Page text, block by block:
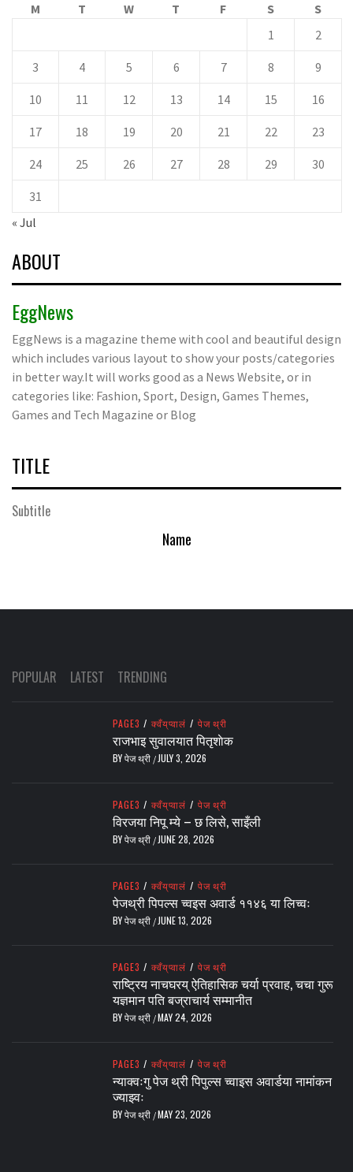
M
T W T F S
S
1
2
3 4 5 6 7 8 9
10 11 12 13 14 15 16
17 18 19 20 21 22 23
24 25 26 27 28 29 30
31
« Jul
ABOUT
EggNews
EggNews is a magazine theme with cool and beautiful design
which includes various layout to show your posts/categories
in better way.It will works good as a News Website, or in
categories like: Fashion, Sport, Design, Games Themes,
Games and Tech Magazine or Blog
TITLE
Subtitle
Name
POPULAR LATEST TRENDING
PAGE3 / क्वँय्‌प्वालं / पेज थ्री
राजभाइ सुवालयात पितृशाेक
BYपेज थ्री / JULY 3, 2026
PAGE3 / क्वँय्‌प्वालं / पेज थ्री
विरजया निपू म्ये – छ लिसे, साइँली
BYपेज थ्री / JUNE 28, 2026
PAGE3 / क्वँय्‌प्वालं / पेज थ्री
पेजथ्री पिपल्स च्वइस अवार्ड ११४६ या लिच्वः
BYपेज थ्री / JUNE 13, 2026
PAGE3 / क्वँय्‌प्वालं / पेज थ्री
राष्ट्रिय नाचघरय् ऐतिहासिक चर्या प्रवाह, चचा गुरू
यज्ञमान पति बज्राचार्य सम्मानीत
BYपेज थ्री /MAY 24, 2026
PAGE3 / क्वँय्‌प्वालं / पेज थ्री
न्याक्वःगु पेज थ्री पिपुल्स च्वाइस अवार्डया नामांकन
ज्याझ्वः
BYपेज थ्री /MAY 23, 2026